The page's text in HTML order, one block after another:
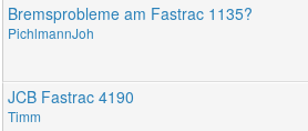
Bremsprobleme am Fastrac 1135?
PichlmannJoh
JCB Fastrac 4190
Timm